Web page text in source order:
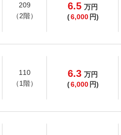
209
（2階）
6.5 万円
(6,000 円)
110
（1階）
6.3 万円
(6,000 円)